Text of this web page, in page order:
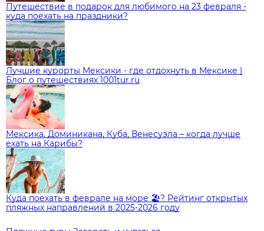
Путешествие в подарок для любимого на 23 февраля -
куда поехать на праздники?
Лучшие курорты Мексики - где отдохнуть в Мексике |
Блог о путешествиях 1001tur.ru
Мексика, Доминикана, Куба, Венесуэла – когда лучше
ехать на Карибы?
Куда поехать в феврале на море 🏖️? Рейтинг открытых
пляжных направлений в 2025-2026 году